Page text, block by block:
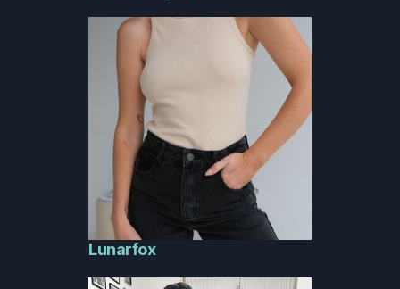
Lunarfox